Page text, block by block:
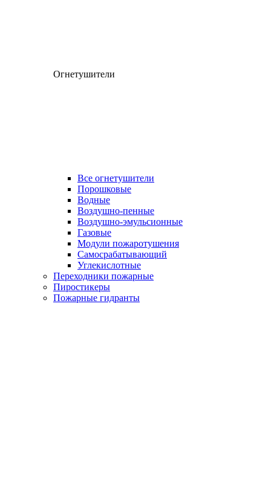
Огнетушители
Все огнетушители
Порошковые
Водные
Воздушно-пенные
Воздушно-эмульсионные
Газовые
Модули пожаротушения
Самосрабатывающий
Углекислотные
Переходники пожарные
Пиростикеры
Пожарные гидранты